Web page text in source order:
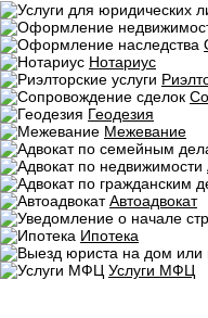
Нотариус
Геодезия
Межевание
Автоадвокат
Ипотека
Услуги МФЦ